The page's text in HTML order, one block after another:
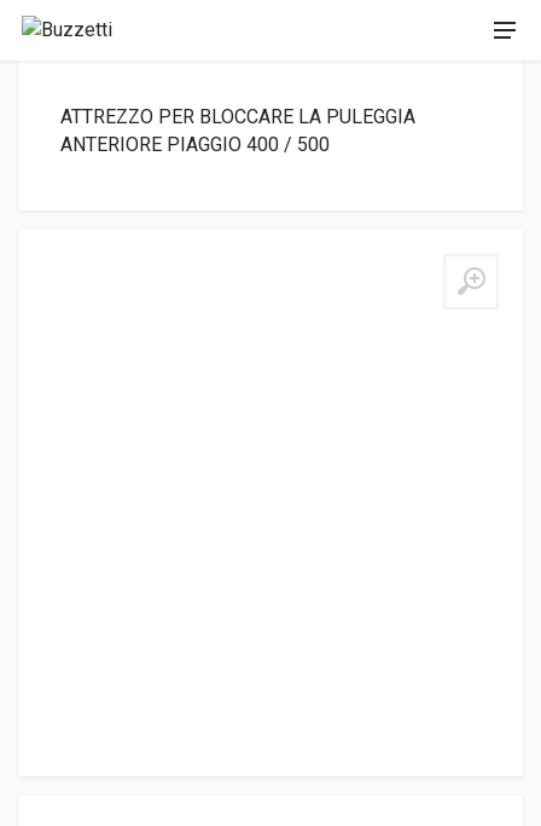
ATTREZZO PER BLOCCARE LA PULEGGIA
ANTERIORE PIAGGIO 400 / 500